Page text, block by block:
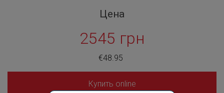
Цена
2545 грн
€48.95
Купить online